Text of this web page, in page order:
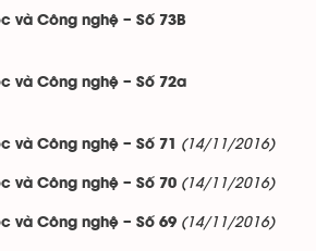
và Công nghệ – Số 73B
và Công nghệ – Số 72a
và Công nghệ – Số 71 (14/11/2016)
và Công nghệ – Số 70 (14/11/2016)
và Công nghệ – Số 69 (14/11/2016)